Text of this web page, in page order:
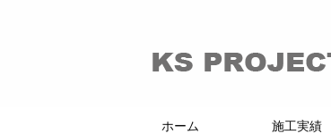
ホーム 施工実績